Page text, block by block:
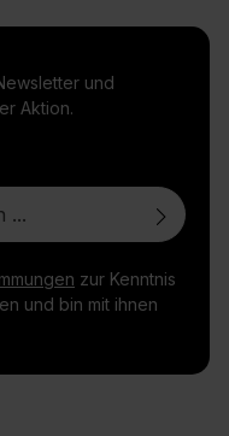
und
Aktion.
zur Kenntnis
und bin mit ihnen